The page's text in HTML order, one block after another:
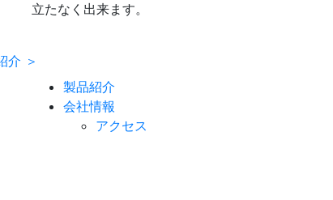
立たなく出来ます。
介 ＞
製品紹介
会社情報
アクセス